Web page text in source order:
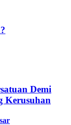
Demi
Kerusuhan